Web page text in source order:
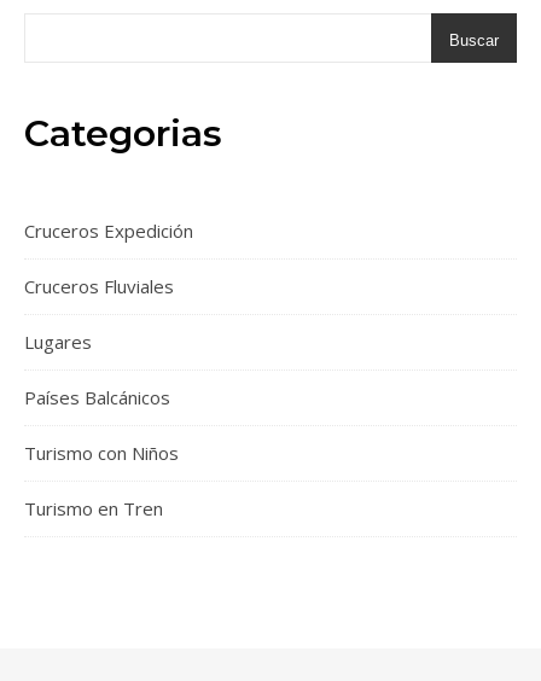
Buscar
Categorias
Cruceros Expedición
Cruceros Fluviales
Lugares
Países Balcánicos
Turismo con Niños
Turismo en Tren